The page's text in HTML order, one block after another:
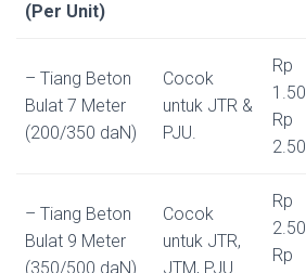
(Per Unit)
– Tiang Beton
Bulat 7 Meter
(200/350 daN)
Cocok
untuk JTR &
PJU.
Rp
Rp
– Tiang Beton
Bulat 9 Meter
(350/500 daN)
Cocok
untuk JTR,
JTM, PJU.
Rp
Rp